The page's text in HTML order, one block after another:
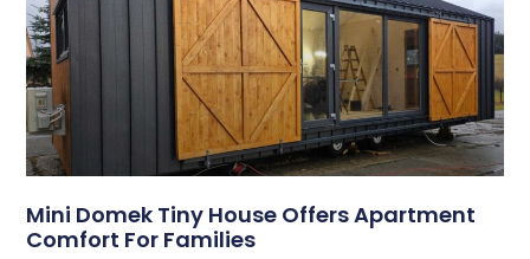
Mini Domek Tiny House Offers Apartment
Comfort For Families